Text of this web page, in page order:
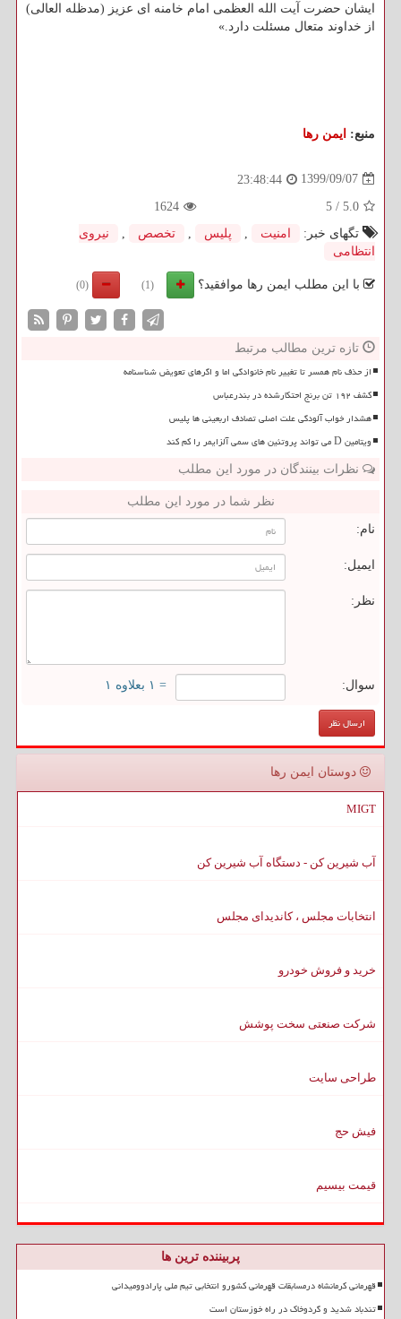
ایشان حضرت آیت الله العظمی امام خامنه ای عزیز (مدظله العالی)
از خداوند متعال مسئلت دارد.»
منبع: ایمن رها
1399/09/07
23:48:44
5.0
/
5
1624
تگهای خبر:
امنیت پلیس تخصص
نیروی
انتظامی
با این مطلب ایمن رها موافقید؟ (1)
(0)
تازه ترین مطالب مرتبط
از حذف نام همسر تا تغییر نام خانوادگی اما و اگرهای تعویض شناسنامه
کشف ۱۹۲ تن برنج احتکارشده در بندرعباس
هشدار خواب آلودگی علت اصلی تصادف اربعینی ها پلیس
ویتامین D می تواند پروتئین های سمی آلزایمر را کم کند
نظرات بینندگان در مورد این مطلب
نظر شما در مورد این مطلب
نام:
ایمیل:
نظر:
سوال: = ۱ بعلاوه ۱
دوستان ایمن رها
MIGT
آب شیرین کن - دستگاه آب شیرین کن
انتخابات مجلس ، کاندیدای مجلس
خرید و فروش خودرو
شرکت صنعتی سخت پوشش
طراحی سایت
فیش حج
قیمت بیسیم
پربیننده ترین ها
قهرمانی کرمانشاه درمسابقات قهرمانی کشورو انتخابی تیم ملی پارادوومیدانی
تندباد شدید و گردوخاک در راه خوزستان است